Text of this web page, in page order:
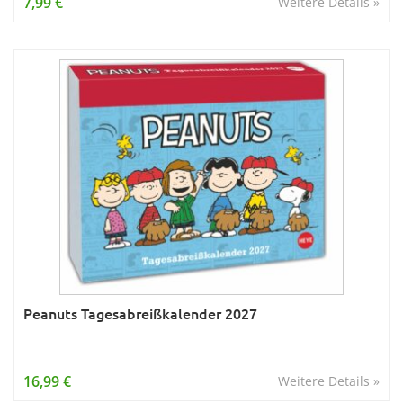
Peanuts Tagesabreißkalender 2027
Weitere Details »
16,99 €